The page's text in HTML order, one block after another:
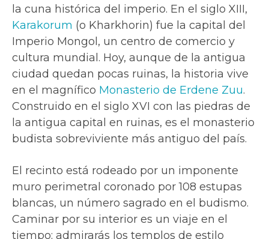
la cuna histórica del imperio. En el siglo XIII,
Karakorum (o Kharkhorin) fue la capital del
Imperio Mongol, un centro de comercio y
cultura mundial. Hoy, aunque de la antigua
ciudad quedan pocas ruinas, la historia vive
en el magnífico Monasterio de Erdene Zuu.
Construido en el siglo XVI con las piedras de
la antigua capital en ruinas, es el monasterio
budista sobreviviente más antiguo del país.
El recinto está rodeado por un imponente
muro perimetral coronado por 108 estupas
blancas, un número sagrado en el budismo.
Caminar por su interior es un viaje en el
tiempo; admirarás los templos de estilo